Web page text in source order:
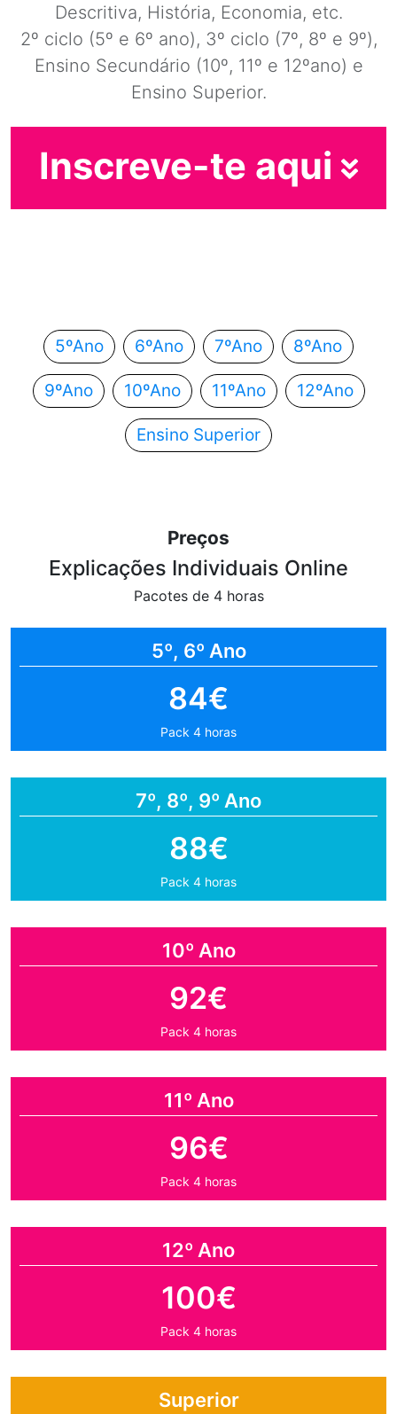
Descritiva, História, Economia, etc.
2º ciclo (5º e 6º ano), 3º ciclo (7º, 8º e 9º),
Ensino Secundário (10º, 11º e 12ºano) e
Ensino Superior.
Inscreve-te aqui
5ºAno 6ºAno 7ºAno 8ºAno
9ºAno 10ºAno 11ºAno 12ºAno
Ensino Superior
Preços
Explicações Individuais Online
Pacotes de 4 horas
5º, 6º Ano
84€
Pack 4 horas
7º, 8º, 9º Ano
88€
Pack 4 horas
10º Ano
92€
Pack 4 horas
11º Ano
96€
Pack 4 horas
12º Ano
100€
Pack 4 horas
Superior